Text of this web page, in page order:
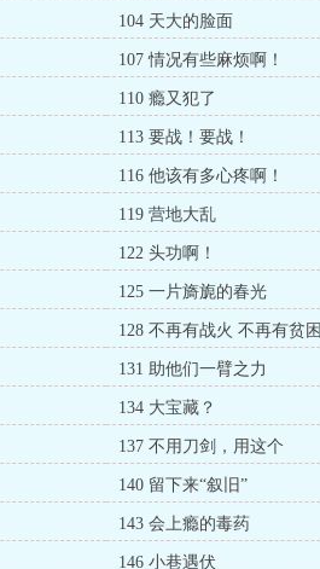
104 天大的脸面
107 情况有些麻烦啊！
110 瘾又犯了
113 要战！要战！
116 他该有多心疼啊！
119 营地大乱
122 头功啊！
125 一片旖旎的春光
128 不再有战火 不再有贫困
131 助他们一臂之力
134 大宝藏？
137 不用刀剑，用这个
140 留下来“叙旧”
143 会上瘾的毒药
146 小巷遇伏